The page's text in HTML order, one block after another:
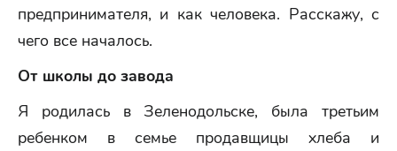
предпринимателя, и как человека. Расскажу, с
чего все началось.
От школы до завода
Я родилась в Зеленодольске, была третьим
ребенком в семье продавщицы хлеба и